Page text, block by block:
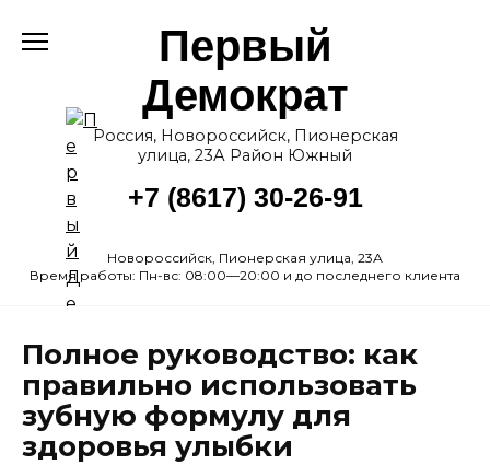
Первый
Демократ
Россия, Новороссийск, Пионерская
улица, 23А Район Южный
+7 (8617) 30-26-91
Новороссийск, Пионерская улица, 23А
Время работы: Пн-вс: 08:00—20:00 и до последнего клиента
Полное руководство: как
правильно использовать
зубную формулу для
здоровья улыбки